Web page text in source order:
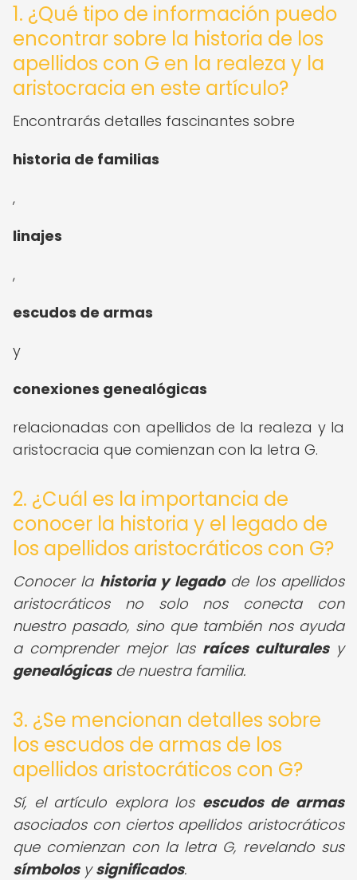
1. ¿Qué tipo de información puedo
encontrar sobre la historia de los
apellidos con G en la realeza y la
aristocracia en este artículo?
Encontrarás detalles fascinantes sobre
historia de familias
,
linajes
,
escudos de armas
y
conexiones genealógicas
relacionadas con apellidos de la realeza y la
aristocracia que comienzan con la letra G.
2. ¿Cuál es la importancia de
conocer la historia y el legado de
los apellidos aristocráticos con G?
Conocer la historia y legadode los apellidos
aristocráticos no solo nos conecta con
nuestro pasado, sino que también nos ayuda
a comprender mejor las raíces culturalesy
genealógicasde nuestra familia.
3. ¿Se mencionan detalles sobre
los escudos de armas de los
apellidos aristocráticos con G?
Sí, el artículo explora los escudos de armas
asociados con ciertos apellidos aristocráticos
que comienzan con la letra G, revelando sus
símbolosysignificados.